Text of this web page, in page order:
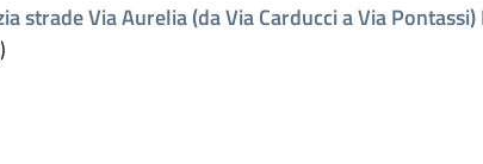
strade Via Aurelia (da Via Carducci a Via